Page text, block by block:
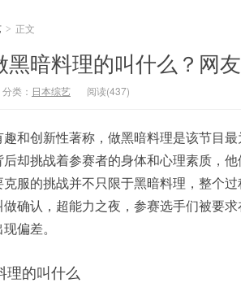
> 正文
黑暗料理的叫什么？网
分类： 日本综艺 阅读(437)
和创新性著称，做黑暗料理是该节目
却挑战着参赛者的身体和心理素质，
服的挑战并不只限于黑暗料理，整个
确认，超能力之夜，参赛选手们被要
偏差。
理的叫什么